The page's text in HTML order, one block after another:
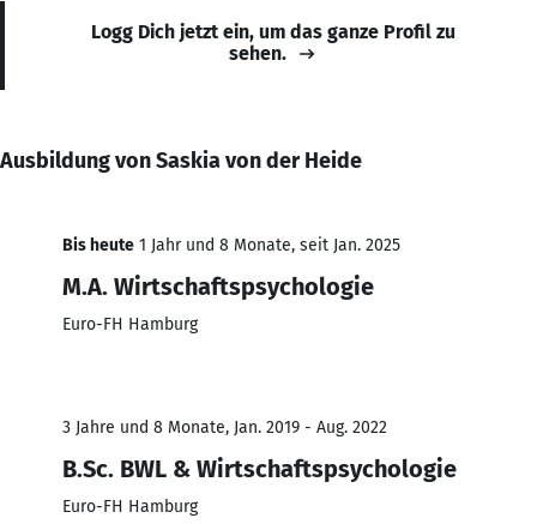
Logg Dich jetzt ein, um das ganze Profil zu
sehen.
Ausbildung von Saskia von der Heide
Bis heute 1 Jahr und 8 Monate, seit Jan. 2025
M.A. Wirtschaftspsychologie
Euro-FH Hamburg
3 Jahre und 8 Monate, Jan. 2019 - Aug. 2022
B.Sc. BWL & Wirtschaftspsychologie
Euro-FH Hamburg